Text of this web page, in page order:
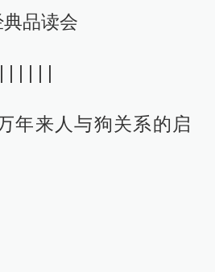
品读会
年来人与狗关系的启